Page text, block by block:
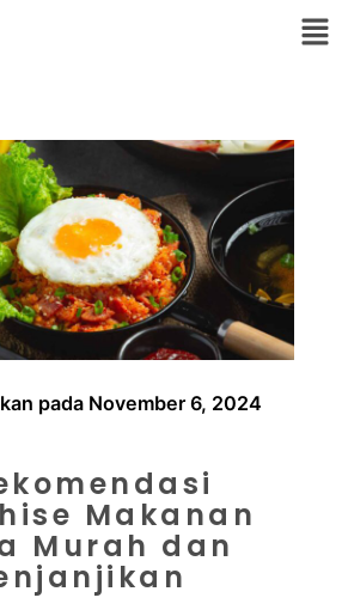
pada November 6, 2024
Makanan
Murah dan